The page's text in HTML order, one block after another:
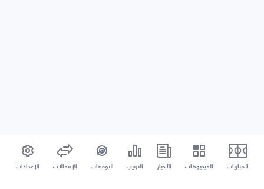
المباريات الفيديوهات الأخبار الترتيب التوقعات الإنتقالات الإعدادات